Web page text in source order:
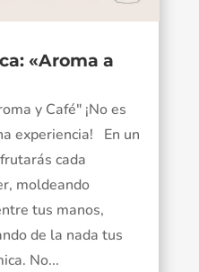
«Aroma a
y Café" ¡No es
experiencia! En un
cada
moldeando
tus manos,
de la nada tus
No...